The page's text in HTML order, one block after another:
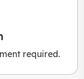
required.